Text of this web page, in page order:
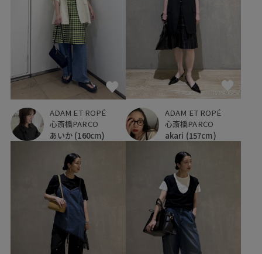
ADAM ET ROPÉ
心斎橋PARCO
あいか (160cm)
ADAM ET ROPÉ
心斎橋PARCO
akari (157cm)